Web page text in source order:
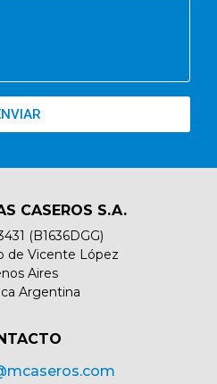
CASEROS S.A.
(B1636DGG)
de Vicente López
Aires
Argentina